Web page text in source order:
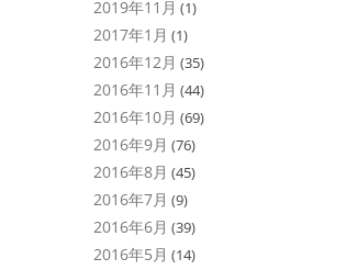
2019年11月 (1)
2017年1月 (1)
2016年12月 (35)
2016年11月 (44)
2016年10月 (69)
2016年9月 (76)
2016年8月 (45)
2016年7月 (9)
2016年6月 (39)
2016年5月 (14)